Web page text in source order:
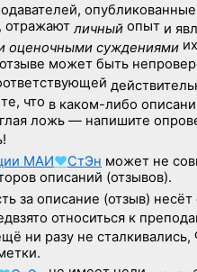
опубликованные
, отражают личный опыт и
оценочными суждениями
может быть
что в каком-либо
ложь — напишите
МАИ♥СтЭн может не
описаний (отзывов).
за описание (отзыв) несёт
относиться к
ни разу не сталкивались,